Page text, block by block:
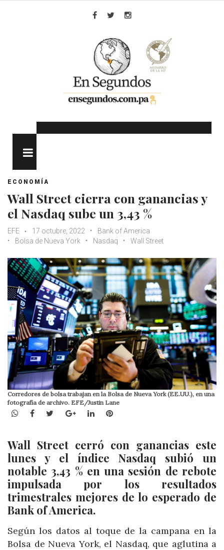
ECONOMÍA
Wall Street cierra con ganancias y
el Nasdaq sube un 3,43 %
EFE 17 octubre, 2022
Bank of America
Bolsa de Nueva York
Nasdaq Wall Street
Corredores de bolsa trabajan en la Bolsa de Nueva York (EE.UU.), en una
fotografía de archivo. EFE/Justin Lane
WhatsApp
Facebook
TwitterGoogle+LinkedInPinterest
Wall Street cerró con ganancias este
lunes y el índice Nasdaq subió un
notable 3,43 % en una sesión de rebote
impulsada por los resultados
trimestrales mejores de lo esperado de
Bank of America.
Según los datos al toque de la campana en la
Bolsa de Nueva York, el Nasdaq, que aglutina a